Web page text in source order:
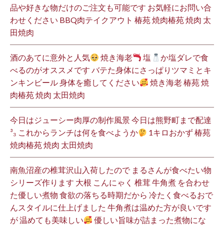
品や好きな物だけのご注文も可能です お気軽にお問い合
わせください BBQ肉テイクアウト 椿苑 焼肉椿苑 焼肉 太
田焼肉
酒のあてに意外と人気 焼き海老 塩
か塩ダレで食
べるのがオススメです バテた身体にさっぱりツマミとキ
ンキンビール 身体を癒してください
焼き海老 椿苑 焼
肉椿苑 焼肉 太田焼肉
今日はジューシー肉厚の制作風景 今日は熊野町まで配達
³₃ これからランチは何を食べようか
1キロおかず 椿苑
焼肉椿苑 焼肉 太田焼肉
南魚沼産の椎茸沢山入荷したので まるさんが食べたい物
シリーズ作ります 大根 こんにゃく 椎茸 牛角煮 を合わせ
た優しい煮物 食欲の落ちる時期だから 冷たく食べるおで
んスタイルに仕上げました 牛角煮は温めた方が良いです
が 温めても美味しい
優しい旨味が詰まった煮物にな